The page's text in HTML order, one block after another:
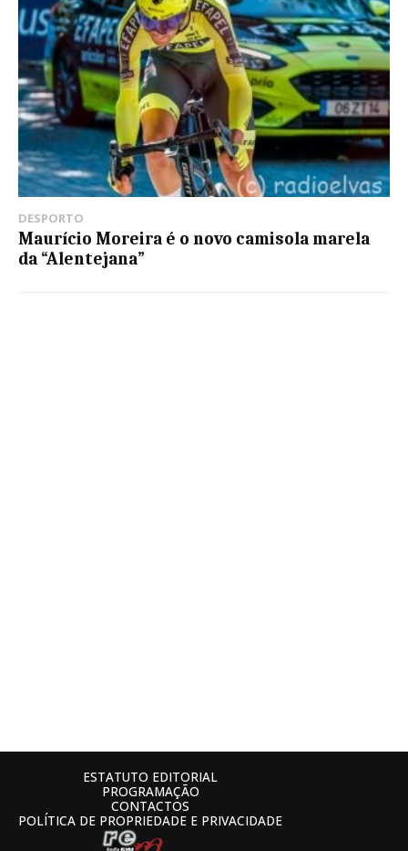
DESPORTO
Maurício Moreira é o novo camisola marela
da “Alentejana”
ESTATUTO EDITORIAL
PROGRAMAÇÃO
CONTACTOS
POLÍTICA DE PROPRIEDADE E PRIVACIDADE